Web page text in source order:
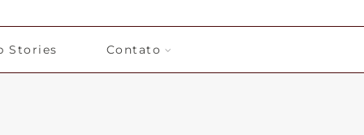
Stories Contato